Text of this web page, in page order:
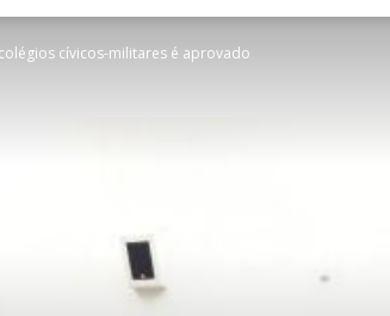
cívicos-militares é aprovado